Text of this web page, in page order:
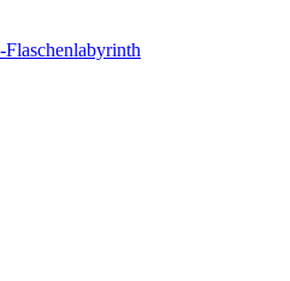
Flaschenlabyrinth